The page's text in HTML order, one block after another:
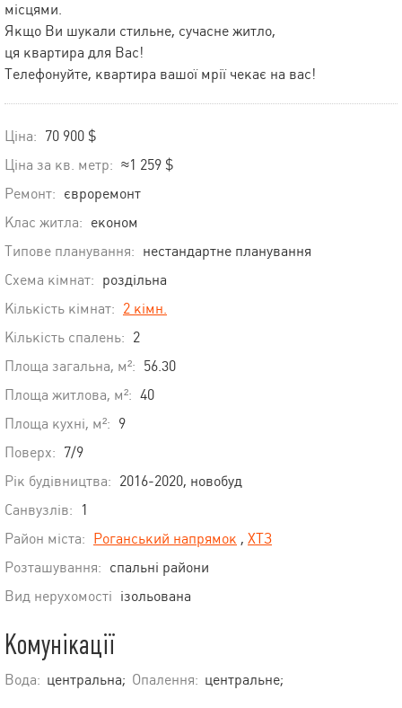
місцями.
Якщо Ви шукали стильне, сучасне житло,
ця квартира для Вас!
Телефонуйте, квартира вашої мрії чекає на вас!
Ціна: 70 900 $
Ціна за кв. метр: ≈1 259 $
Ремонт: євроремонт
Клас житла: економ
Типове планування: нестандартне планування
Схема кімнат: роздільна
Кількість кімнат: 2 кімн.
Кількість спалень: 2
Площа загальна, м²: 56.30
Площа житлова, м²: 40
Площа кухні, м²: 9
Поверх: 7/9
Рік будівництва: 2016-2020, новобуд
Санвузлів:
1
Район міста: Роганський напрямок , ХТЗ
Розташування: спальні райони
Вид нерухомості ізольована
Комунікації
Вода: центральна; Опалення: центральне;